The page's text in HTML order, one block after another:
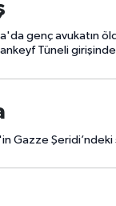
genç avukatın
Tüneli
Gazze Şeridi’ndeki